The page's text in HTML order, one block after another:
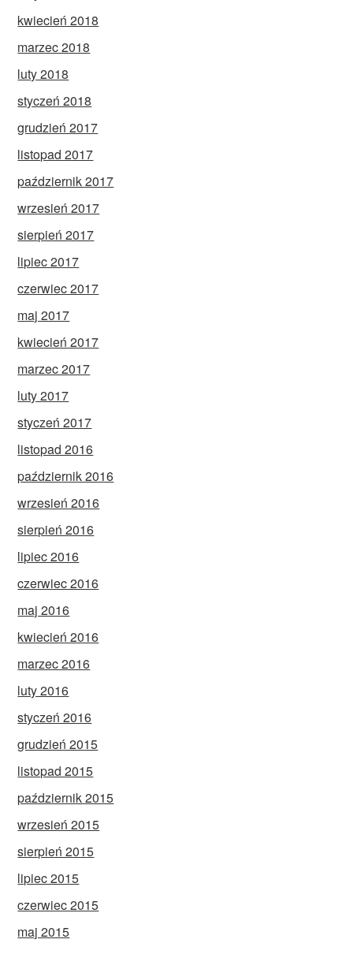
kwiecień 2018
marzec 2018
luty 2018
styczeń 2018
grudzień 2017
listopad 2017
październik 2017
wrzesień 2017
sierpień 2017
lipiec 2017
czerwiec 2017
maj 2017
kwiecień 2017
marzec 2017
luty 2017
styczeń 2017
listopad 2016
październik 2016
wrzesień 2016
sierpień 2016
lipiec 2016
czerwiec 2016
maj 2016
kwiecień 2016
marzec 2016
luty 2016
styczeń 2016
grudzień 2015
listopad 2015
październik 2015
wrzesień 2015
sierpień 2015
lipiec 2015
czerwiec 2015
maj 2015